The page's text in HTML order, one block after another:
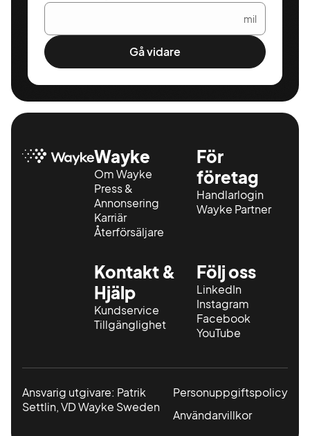
mil
Gå vidare
Wayke
Om Wayke
Press &
Annonsering
Karriär
Återförsäljare
För
företag
Handlarlogin
Wayke Partner
Kontakt &
Hjälp
Kundservice
Tillgänglighet
Följ oss
LinkedIn
Instagram
Facebook
YouTube
Ansvarig utgivare: Patrik
Settlin, VD Wayke Sweden
Personuppgiftspolicy
Användarvillkor